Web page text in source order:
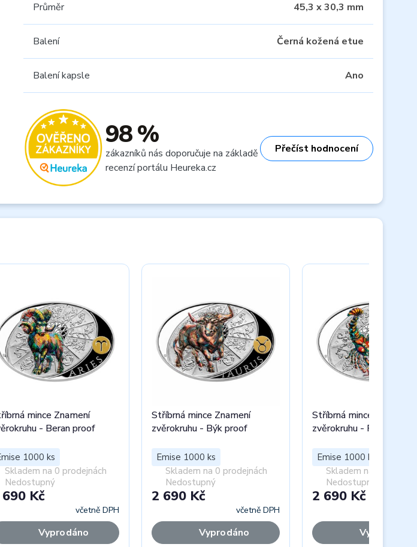
Průměr 45,3 x 30,3 mm
Balení Černá kožená etue
Balení kapsle Ano
98 %
zákazníků nás doporučuje na základě
recenzí portálu Heureka.cz
Přečíst hodnocení
mince Znamení
- Beran proof
1000 ks
Skladem na 0 prodejnách
Nedostupný
Kč
včetně DPH
Vyprodáno
Stříbrná mince Znamení
zvěrokruhu - Býk proof
Emise 1000 ks
Skladem na 0 prodejnách
Nedostupný
2 690 Kč
včetně DPH
Vyprodáno
Stříbrná mince Znamení
zvěrokruhu - Rak proof
Emise 1000 ks
Skladem na 0
Nedostupný
2 690 Kč
Vyprodáno